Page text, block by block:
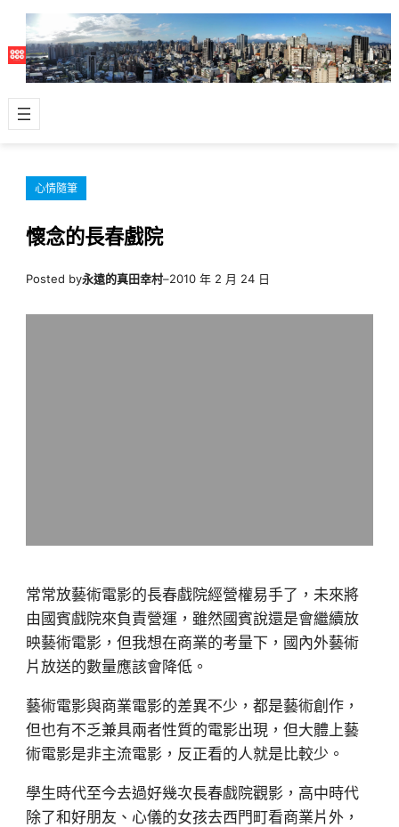
主
容
心情隨筆
懷念的長春戲院
Posted by永遠的真田幸村–2010 年 2 月 24 日
常常放藝術電影的長春戲院經營權易手了，未來將
由國賓戲院來負責營運，雖然國賓說還是會繼續放
映藝術電影，但我想在商業的考量下，國內外藝術
片放送的數量應該會降低。
藝術電影與商業電影的差異不少，都是藝術創作，
但也有不乏兼具兩者性質的電影出現，但大體上藝
術電影是非主流電影，反正看的人就是比較少。
學生時代至今去過好幾次長春戲院觀影，高中時代
除了和好朋友、心儀的女孩去西門町看商業片外，